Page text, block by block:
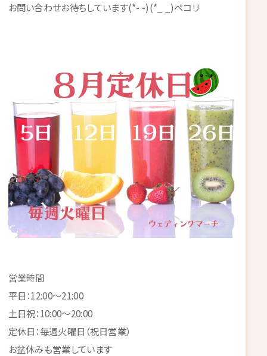
お問い合わせお待ちしています(*- -)(*_ _)ペコリ
営業時間
平日：12:00～21:00
土日祝：10:00～20:00
定休日：毎週火曜日（祝日営業）
お盆休みも営業しています